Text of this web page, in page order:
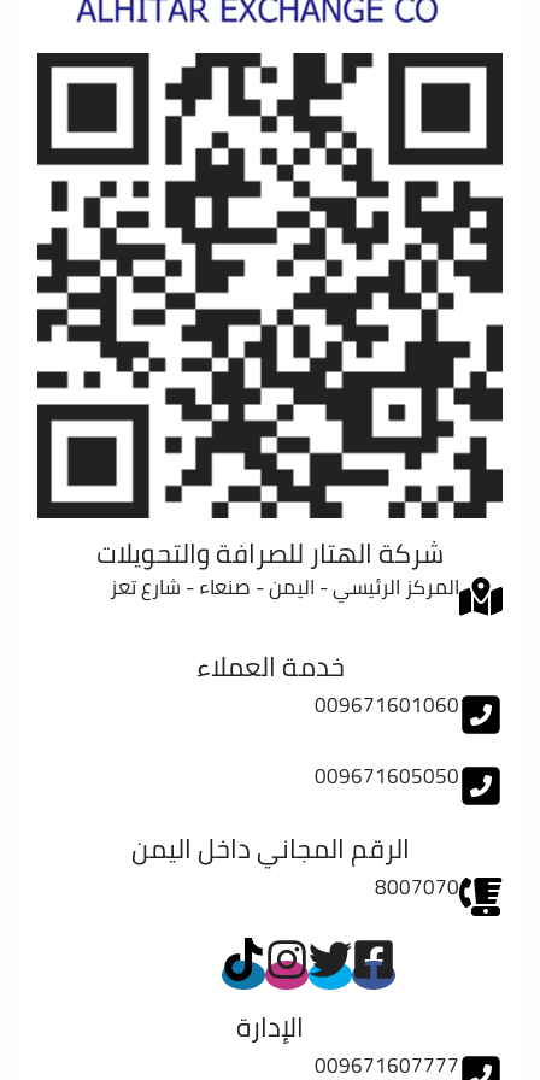
شركة الهتار للصرافة والتحويلات
المركز الرئيسي - اليمن - صنعاء - شارع تعز
خدمة العملاء
009671601060
009671605050
الرقم المجاني داخل اليمن
8007070
الإدارة
009671607777